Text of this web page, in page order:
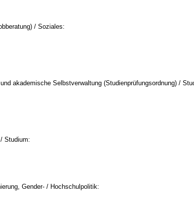
/ Soziales:
akademische Selbstverwaltung (Studienprüfungsordnung) /
Studium:
Gender- / Hochschulpolitik: